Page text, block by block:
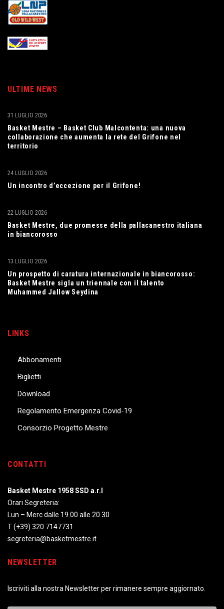
ULTIME NEWS
Basket Mestre – Basket Club Malcontenta: una nuova
collaborazione che aumenta la rete del Grifone nel
territorio
31 LUGLIO 2026
Un incontro d’eccezione per il Grifone!
24 LUGLIO 2026
Basket Mestre, due promesse della pallacanestro italiana
in biancorosso
22 LUGLIO 2026
Un prospetto di caratura internazionale in biancorosso:
Basket Mestre sigla un triennale con il talento
Muhammed Jallow Seydina
13 LUGLIO 2026
LINKS
Abbonamenti
Biglietti
Download
Regolamento Emergenza Covid-19
Consorzio Progetto Mestre
CONTATTI
Basket Mestre 1958 SSD a.r.l
Orari Segreteria:
Lun – Merc dalle 19.00 alle 20.30
T(+39) 320 7147731
segreteria@basketmestre.it
NEWSLETTER
Iscriviti alla nostra Newsletter per rimanere sempre aggiornato.